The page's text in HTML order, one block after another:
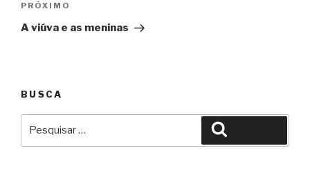
Próximo
PRÓXIMO
A viúva e as meninas
BUSCA